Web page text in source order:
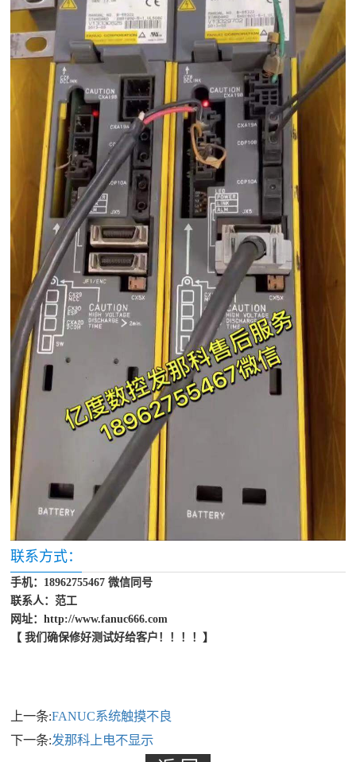
联系方式：
手机：18962755467 微信同号
联系人：范工
网址：http://www.fanuc666.com
【 我们确保修好测试好给客户！！！！】
上一条:FANUC系统触摸不良
下一条:发那科上电不显示